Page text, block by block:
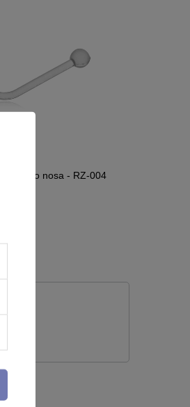
do nosa - RZ-004